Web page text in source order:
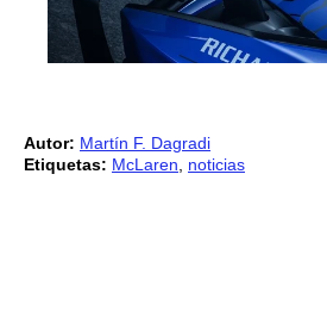
Autor: Martín F. Dagradi
Etiquetas: McLaren, noticias